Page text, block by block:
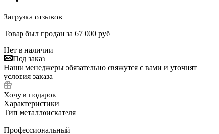
Загрузка отзывов...
Товар был продан за 67 000 руб
Нет в наличии
Под заказ
Наши менеджеры обязательно свяжутся с вами и уточнят
условия заказа
Хочу в подарок
Характеристики
Тип металлоискателя
—
Профессиональный